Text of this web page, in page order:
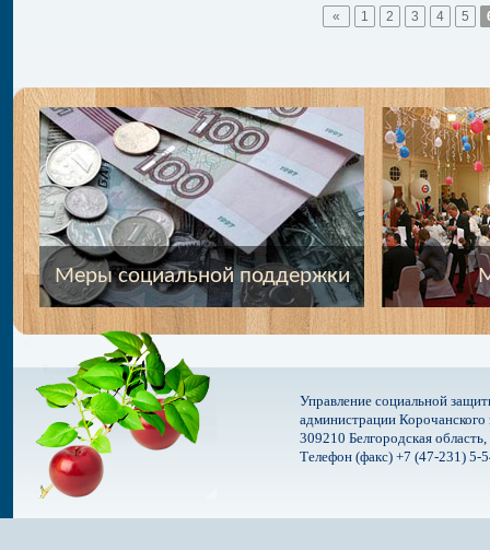
« 1 2 3 4 5
Меры социальной поддержки
Управление социальной
администрации
309210 Белгородская
Телефон (факс) +7 (47-231) 5-